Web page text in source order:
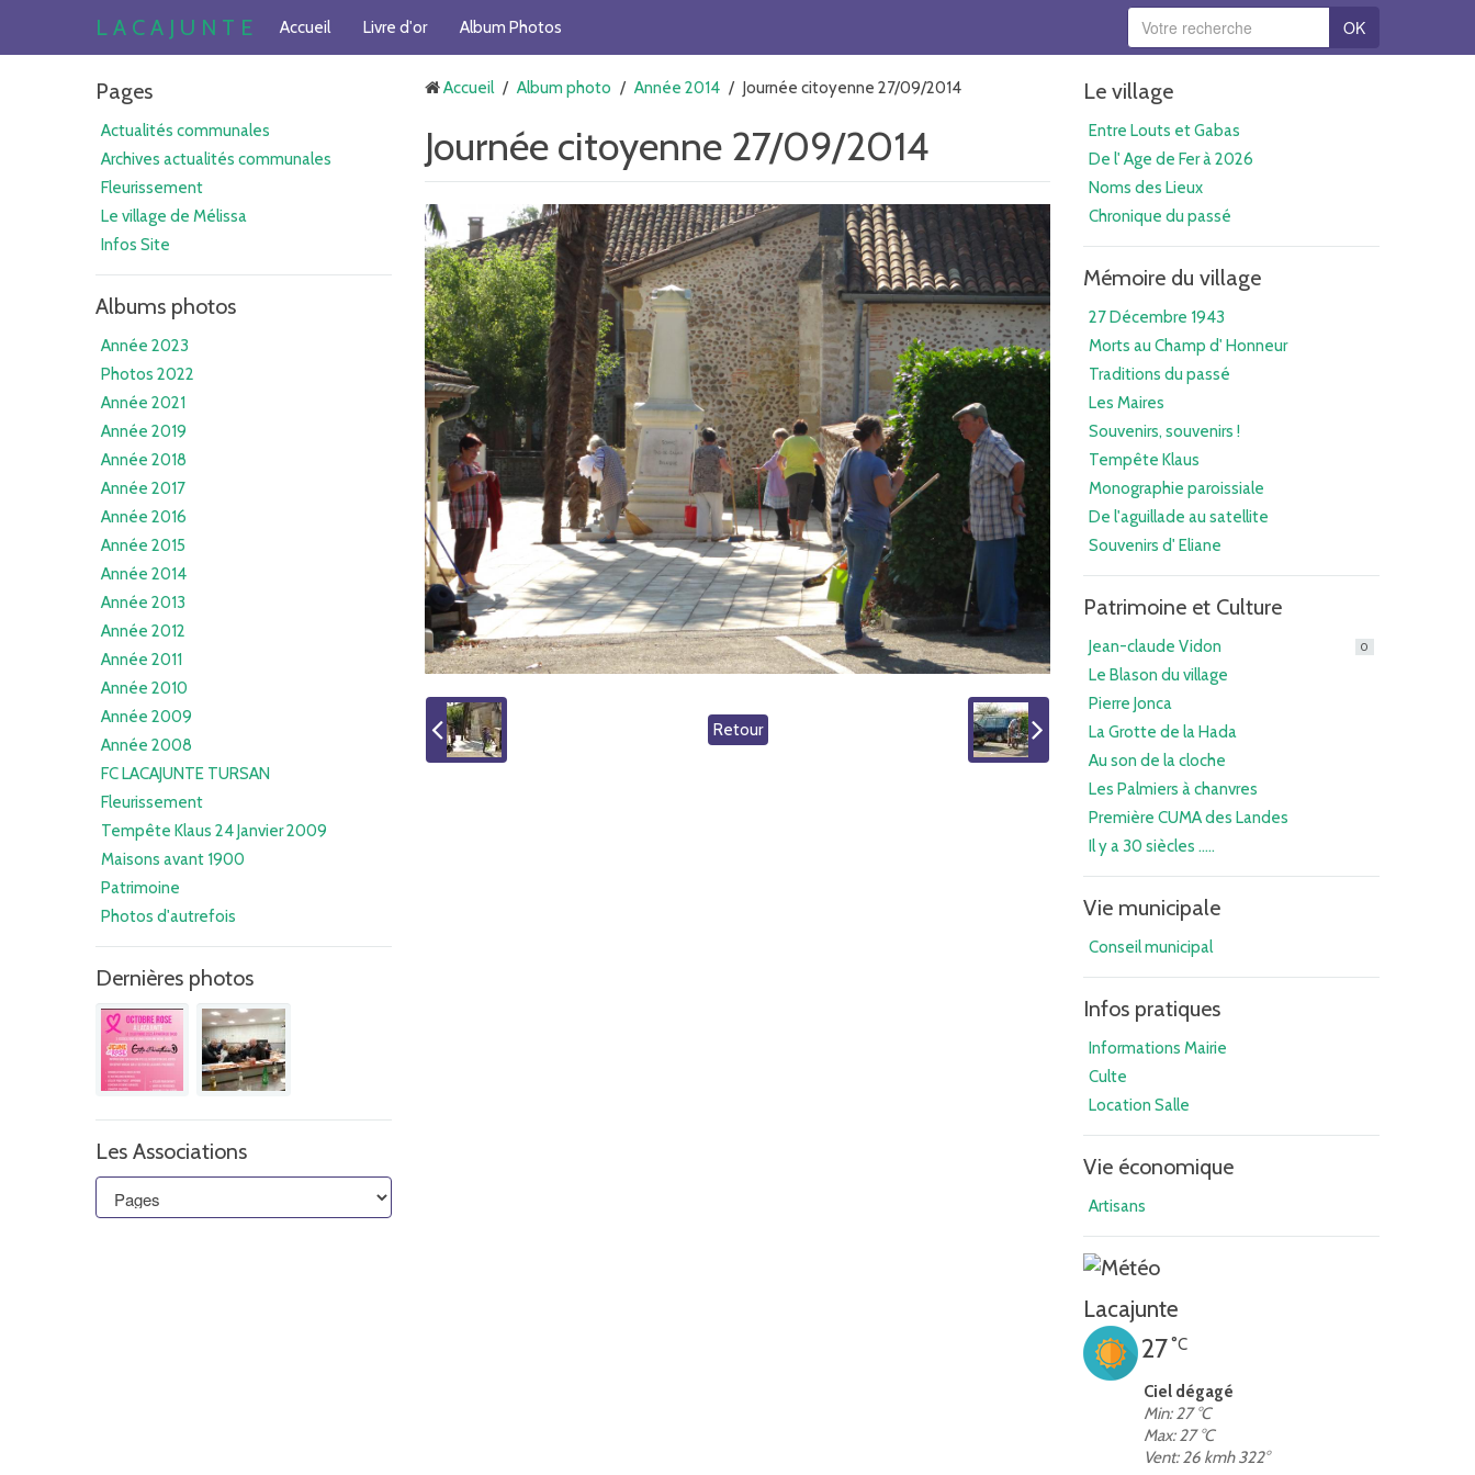
L A C A J U N T E Accueil Livre d'or Album Photos OK
Pages
Actualités communales
Archives actualités communales
Fleurissement
Le village de Mélissa
Infos Site
Albums photos
Année 2023
Photos 2022
Année 2021
Année 2019
Année 2018
Année 2017
Année 2016
Année 2015
Année 2014
Année 2013
Année 2012
Année 2011
Année 2010
Année 2009
Année 2008
FC LACAJUNTE TURSAN
Fleurissement
Tempête Klaus 24 Janvier 2009
Maisons avant 1900
Patrimoine
Photos d'autrefois
Dernières photos
Les Associations
Accueil / Album photo / Année 2014 / Journée citoyenne 27/09/2014
Journée citoyenne 27/09/2014
Retour
Le village
Entre Louts et Gabas
De l' Age de Fer à 2026
Noms des Lieux
Chronique du passé
Mémoire du village
27 Décembre 1943
Morts au Champ d' Honneur
Traditions du passé
Les Maires
Souvenirs, souvenirs !
Tempête Klaus
Monographie paroissiale
De l'aguillade au satellite
Souvenirs d' Eliane
Patrimoine et Culture
Jean-claude Vidon 0
Le Blason du village
Pierre Jonca
La Grotte de la Hada
Au son de la cloche
Les Palmiers à chanvres
Première CUMA des Landes
Il y a 30 siècles .....
Vie municipale
Conseil municipal
Infos pratiques
Informations Mairie
Culte
Location Salle
Vie économique
Artisans
Lacajunte
27°C
Ciel dégagé
Min: 27 °C
Max: 27 °C
Vent: 26 kmh 322°